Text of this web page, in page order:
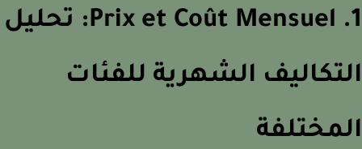
1. Prix et Coût Mensuel: تحليل
الشهرية للفئات